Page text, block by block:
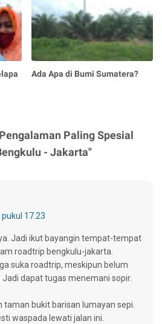
Ada Apa di Bumi Sumatera?
Paling Spesial
- Jakarta"
17.23
Jadi ikut bayangin tempat-tempat
roadtrip bengkulu-jakarta.
suka roadtrip, meskipun belum
Jadi dapat tugas menemani sopir.
taman bukit barisan lumayan sepi.
waspada lewati jalan ini.